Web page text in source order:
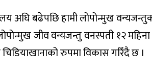
अघि बढेपछि हामी लोपोन्मुख
जीव वन्यजन्तु वनस्पती १२
चिडियाखानाको रुपमा विकास गरिँदै छ ।